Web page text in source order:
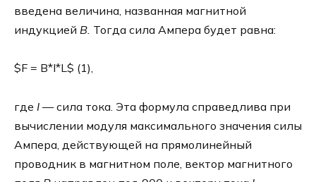
введена величина, названная магнитной
индукцией B. Тогда сила Ампера будет равна:
$F = B*I*L$ (1),
где I — сила тока. Эта формула справедлива при
вычислении модуля максимального значения силы
Ампера, действующей на прямолинейный
проводник в магнитном поле, вектор магнитного